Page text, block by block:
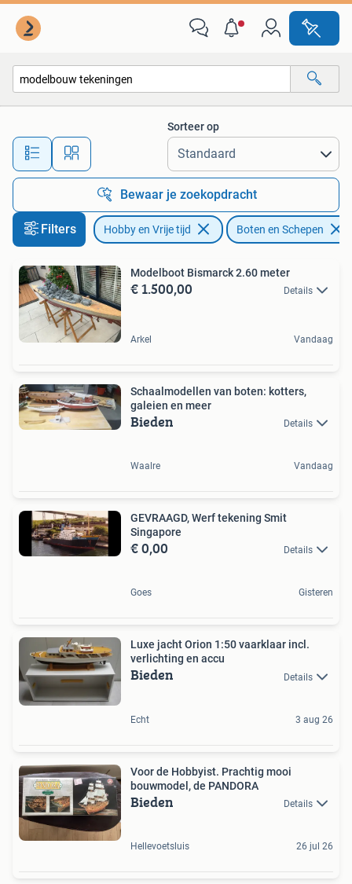
Alle afstanden…
Sorteer op
Bewaar je zoekopdracht
Filters Hobby en Vrije tijd Boten en Schepen
Modelboot Bismarck 2.60 meter
€ 1.500,00 Details
Arkel Vandaag
Schaalmodellen van boten: kotters,
galeien en meer
Bieden Details
Waalre Vandaag
GEVRAAGD, Werf tekening Smit
Singapore
€ 0,00 Details
Goes Gisteren
Luxe jacht Orion 1:50 vaarklaar incl.
verlichting en accu
Bieden Details
Echt 3 aug 26
Voor de Hobbyist. Prachtig mooi
bouwmodel, de PANDORA
Bieden Details
Hellevoetsluis 26 jul 26